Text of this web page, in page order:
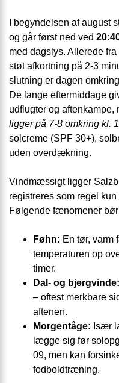
I begyndelsen af august
og går først ned ved
med dagslys. Allerede
støt afkortning på 2-3
slutning er dagen omkring
De lange eftermiddage
udflugter og aftenkampe,
ligger på 7-8 omkring kl.
solcreme (SPF 30+),
uden overdækning.
Vindmæssigt ligger
registreres som regel kun
Følgende fænomener
Føhn: En tør, varm
temperaturen op
timer.
Dal- og bjergvinde:
– oftest merkbare
aftenen.
Morgentåge: Især
lægge sig før
09, men kan
fodboldtræning.